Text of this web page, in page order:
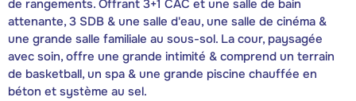
de rangements. Offrant 3+1 CAC et une salle de bain
attenante, 3 SDB & une salle d'eau, une salle de cinéma &
une grande salle familiale au sous-sol. La cour, paysagée
avec soin, offre une grande intimité & comprend un terrain
de basketball, un spa & une grande piscine chauffée en
béton et système au sel.